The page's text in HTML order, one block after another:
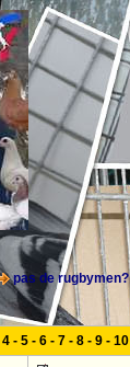
pas de rugbymen?
4- 5- 6- 7- 8- 9- 10